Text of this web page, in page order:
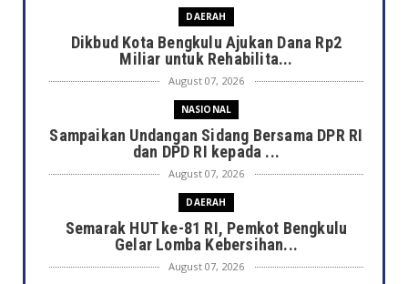
DAERAH
Dikbud Kota Bengkulu Ajukan Dana Rp2
Miliar untuk Rehabilita...
August 07, 2026
NASIONAL
Sampaikan Undangan Sidang Bersama DPR RI
dan DPD RI kepada ...
August 07, 2026
DAERAH
Semarak HUT ke-81 RI, Pemkot Bengkulu
Gelar Lomba Kebersihan...
August 07, 2026